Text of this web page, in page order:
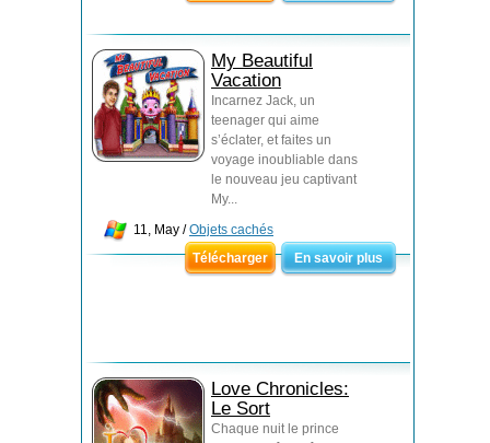
My Beautiful
Vacation
Incarnez Jack, un
teenager qui aime
s’éclater, et faites un
voyage inoubliable dans
le nouveau jeu captivant
My...
11, May /Objets cachés
Télécharger
En savoir plus
Love Chronicles:
Le Sort
Chaque nuit le prince